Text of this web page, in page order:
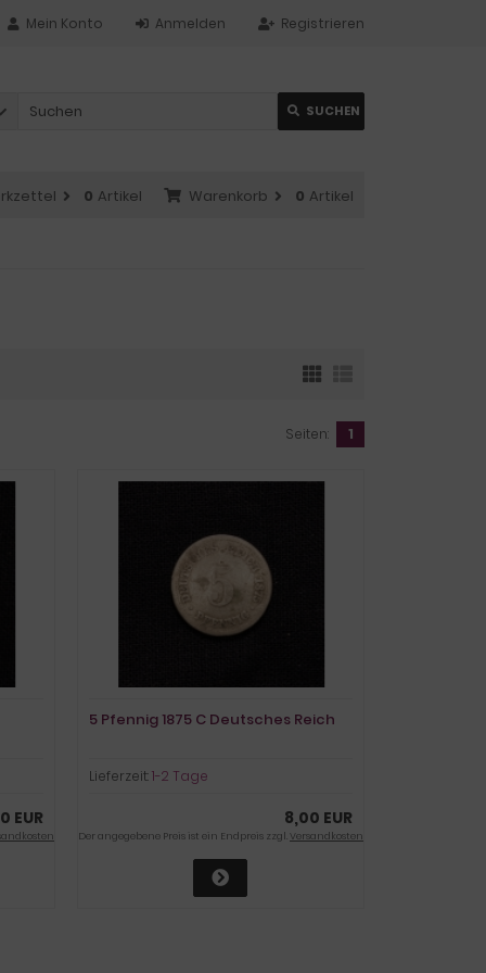
Registrieren
Anmelden
Mein Konto
SUCHEN
Warenkorb 0 Artikel
0 Artikel
Seiten: 1
EUR
5 Pfennig 1875 C Deutsches Reich
Lieferzeit:1-2 Tage
8,00 EUR
Der angegebene Preis ist ein Endpreis zzgl.Versandkosten